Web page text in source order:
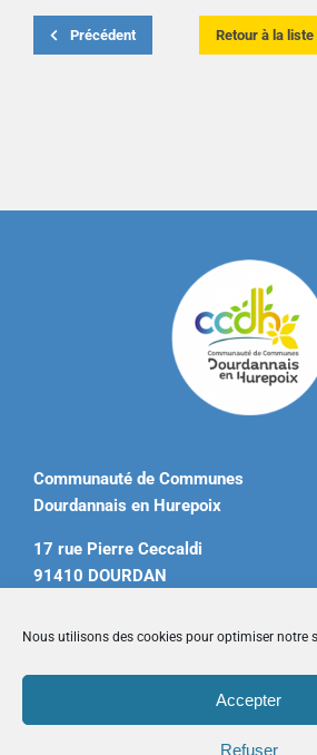
Nous utilisons des cookies pour optimiser notre
Accepter
Refuser
Précédent Retour à la liste
Communauté de Communes
Dourdannais en Hurepoix
17 rue Pierre Ceccaldi
91410 DOURDAN
contact@ccdourdannais.com
Accueil|Plan du site|Mentions